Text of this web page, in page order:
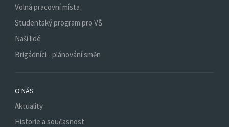
Volná pracovní místa
Studentský program pro VŠ
Naši lidé
Brigádníci - plánování směn
O NÁS
Aktuality
Historie a současnost